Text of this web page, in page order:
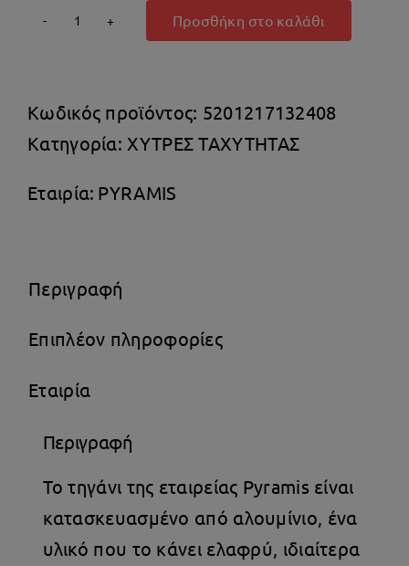
από
Αλουμίνιο
με
22cm
Προσθήκη στο καλάθι
Κωδικός προϊόντος: 5201217132408
Κατηγορία: ΧΥΤΡΕΣ ΤΑΧΥΤΗΤΑΣ
Εταιρία: PYRAMIS
Περιγραφή
Επιπλέον πληροφορίες
Εταιρία
Περιγραφή
Το τηγάνι της εταιρείας Pyramis είναι
κατασκευασμένο από αλουμίνιο, ένα
υλικό που το κάνει ελαφρύ, ιδιαίτερα